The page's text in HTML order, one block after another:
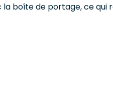
boîte de portage, ce qui